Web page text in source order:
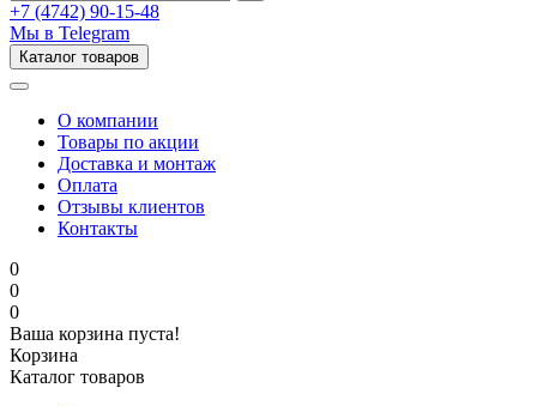
+7 (4742) 90-15-48
Мы в Telegram
Каталог товаров
О компании
Товары по акции
Доставка и монтаж
Оплата
Отзывы клиентов
Контакты
0
0
0
Ваша корзина пуста!
Корзина
Каталог товаров